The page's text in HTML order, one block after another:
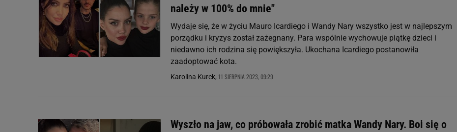
należy w 100% do mnie"
Wydaje się, że w życiu Mauro Icardiego i Wandy Nary wszystko jest w najlepszym
porządku i kryzys został zażegnany. Para wspólnie wychowuje piątkę dzieci i
niedawno ich rodzina się powiększyła. Ukochana Icardiego postanowiła
zaadoptować kota.
Karolina Kurek, 11 SIERPNIA 2023, 09:29
Wyszło na jaw, co próbowała zrobić matka Wandy Nary. Boi się o